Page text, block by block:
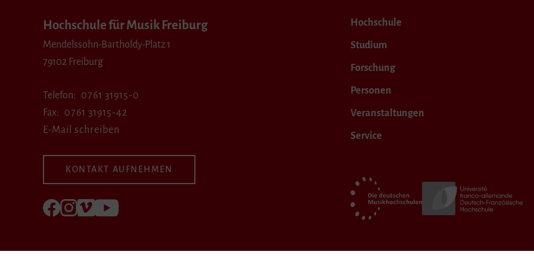
Hochschule für Musik Freiburg
Mendelssohn-Bartholdy-Platz 1
79102 Freiburg
Telefon
0761 31915-0
Fax
0761 31915-42
E-Mail schreiben
KONTAKT AUFNEHMEN
Folgen Sie uns auf Facebook
Folgen Sie uns auf Instagram
Besuchen Sie uns bei Vimeo
Hochschule
Studium
Forschung
Personen
Veranstaltungen
Service